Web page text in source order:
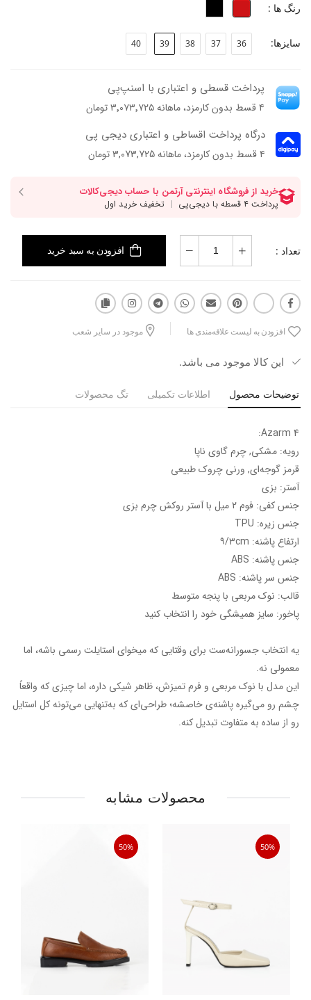
ارتفاع پاشنه: ۹/۳cm
جنس پاشنه: ABS
جنس سر پاشنه: ABS
یه انتخاب جسورانه‌ست برای وقتایی که میخوای استایلت رسمی باشه، اما
معمولی نه.
این مدل با نوک مربعی و فرم تمیزش، ظاهر شیکی داره، اما چیزی که واقعاً
چشم رو می‌گیره پاشنه‌ی خاصشه؛ طراحی‌ای که به‌تنهایی می‌تونه کل استایل
رنگ ها :
سایزها: 36
37
38
39
40
پرداخت قسطی و اعتباری با اسنپ‌پی
۴ قسط بدون کارمزد، ماهانه ۳٬۰۷۳٬۷۲۵ تومان
درگاه پرداخت اقساطی و اعتباری دیجی پی
۴ قسط بدون کارمزد، ماهانه 3,073,725 تومان
تعداد : افزودن به سبد خرید
افزودن به لیست علاقه‌مندی ها موجود در سایر شعب
این کالا موجود می باشد.
توضیحات محصول اطلاعات تکمیلی تگ محصولات
Azarm 4:
رویه: مشکی, چرم گاوی ناپا
قرمز گوجه‌ای, ورنی چروک طبیعی
آستر: بزی
جنس کفی: فوم ۲ میل با آستر روکش چرم بزی
جنس زیره: TPU
ارتفاع پاشنه: ۹/۳cm
جنس پاشنه: ABS
جنس سر پاشنه: ABS
قالب: نوک مربعی با پنجه متوسط
پاخور: سایز همیشگی خود را انتخاب کنید
یه انتخاب جسورانه‌ست برای وقتایی که میخوای استایلت رسمی باشه، اما
معمولی نه.
این مدل با نوک مربعی و فرم تمیزش، ظاهر شیکی داره، اما چیزی که واقعاً
چشم رو می‌گیره پاشنه‌ی خاصشه؛ طراحی‌ای که به‌تنهایی می‌تونه کل استایل
رو از ساده به متفاوت تبدیل کنه.
محصولات مشابه
50%
50%